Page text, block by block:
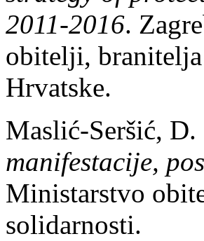
2011-2016.
obitelji,
Hrvatske.
Maslić-Seršić, D.
manifestacije,
Ministarstvo
solidarnosti.